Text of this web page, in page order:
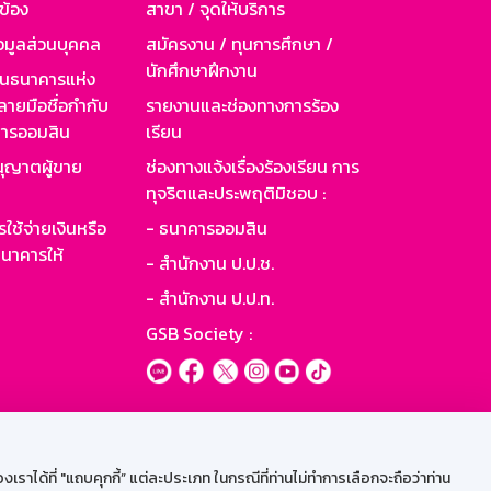
ได้ที่ "แถบคุกกี้” แต่ละประเภท ในกรณีที่ท่านไม่ทำการเลือกจะถือว่าท่าน
อง
มูลส่วนบุคคล
นาคารแห่ง
ายมือชื่อกำกับ
รออมสิน
ญาตผู้ขาย
ช้จ่ายเงินหรือ
คารให้
สาขา / จุดให้บริการ
สมัครงาน / ทุนการศึกษา /
นักศึกษาฝึกงาน
รายงานและช่องทางการร้อง
เรียน
ช่องทางแจ้งเรื่องร้องเรียน การ
ทุจริตและประพฤติมิชอบ :
- ธนาคารออมสิน
- สำนักงาน ป.ป.ช.
- สำนักงาน ป.ป.ท.
GSB Society :